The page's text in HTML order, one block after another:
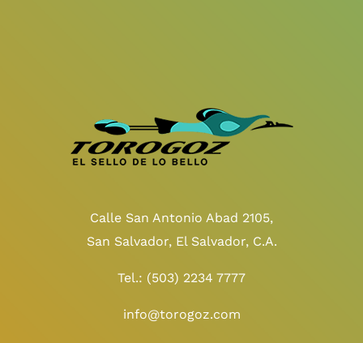
Calle San Antonio Abad 2105,
San Salvador, El Salvador, C.A.
Tel.: (503) 2234 7777
info@torogoz.com